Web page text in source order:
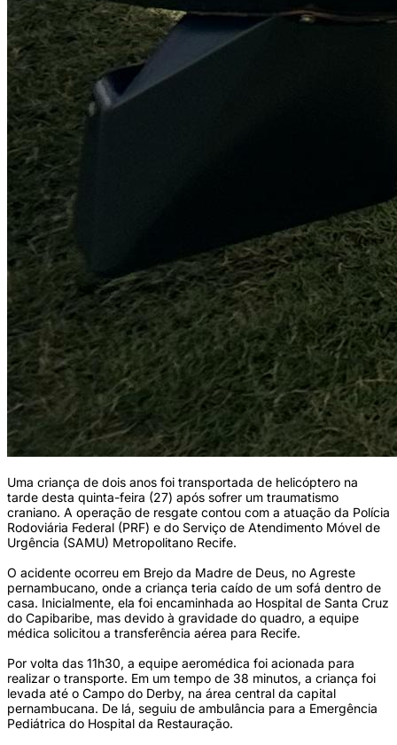
Uma criança de dois anos foi transportada de helicóptero na
tarde desta quinta-feira (27) após sofrer um traumatismo
craniano. A operação de resgate contou com a atuação da Polícia
Rodoviária Federal (PRF) e do Serviço de Atendimento Móvel de
Urgência (SAMU) Metropolitano Recife.
O acidente ocorreu em Brejo da Madre de Deus, no Agreste
pernambucano, onde a criança teria caído de um sofá dentro de
casa. Inicialmente, ela foi encaminhada ao Hospital de Santa Cruz
do Capibaribe, mas devido à gravidade do quadro, a equipe
médica solicitou a transferência aérea para Recife.
Por volta das 11h30, a equipe aeromédica foi acionada para
realizar o transporte. Em um tempo de 38 minutos, a criança foi
levada até o Campo do Derby, na área central da capital
pernambucana. De lá, seguiu de ambulância para a Emergência
Pediátrica do Hospital da Restauração.